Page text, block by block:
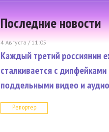
Последние новости
4 Августа / 11:05
Каждый третий россиянин
сталкивается с дипфейками
поддельными видео и аудио
Репортер